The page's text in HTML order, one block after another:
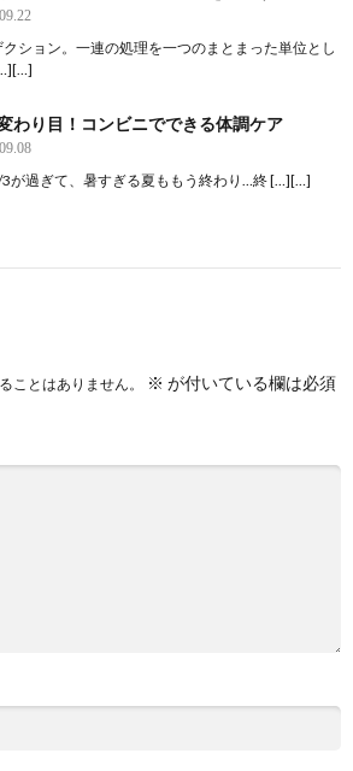
クション。一連の処理を一つのまとまった単位とし
わり目！コンビニでできる体調ケア
3が過ぎて、暑すぎる夏ももう終わり…終 […][…]
ことはありません。 ※ が付いている欄は必須